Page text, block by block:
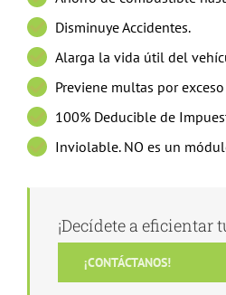
Disminuye Accidentes.
Alarga la vida útil del
Previene multas por
100% Deducible de
Inviolable. NO es un
¡Decídete a eficientar
¡CONTÁCTANOS!